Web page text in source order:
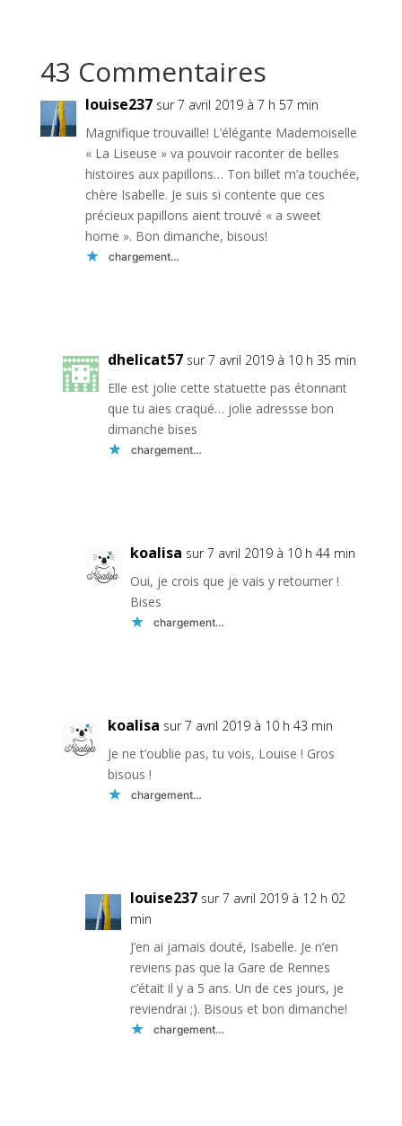
43 Commentaires
louise237 sur 7 avril 2019 à 7 h 57 min
Magnifique trouvaille! L’élégante Mademoiselle
« La Liseuse » va pouvoir raconter de belles
histoires aux papillons… Ton billet m’a touchée,
chère Isabelle. Je suis si contente que ces
précieux papillons aient trouvé « a sweet
home ». Bon dimanche, bisous!
chargement…
dhelicat57 sur 7 avril 2019 à 10 h 35 min
Elle est jolie cette statuette pas étonnant
que tu aies craqué… jolie adressse bon
dimanche bises
chargement…
koalisa sur 7 avril 2019 à 10 h 44 min
Oui, je crois que je vais y retourner !
Bises
chargement…
koalisa sur 7 avril 2019 à 10 h 43 min
Je ne t’oublie pas, tu vois, Louise ! Gros
bisous !
chargement…
louise237 sur 7 avril 2019 à 12 h 02
min
J’en ai jamais douté, Isabelle. Je n’en
reviens pas que la Gare de Rennes
c’était il y a 5 ans. Un de ces jours, je
reviendrai ;). Bisous et bon dimanche!
chargement…